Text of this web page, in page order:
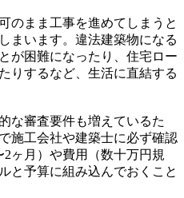
のまま工事を進めてしまうと
まいます。違法建築物になる
が困難になったり、住宅ロー
りするなど、生活に直結する
な審査要件も増えているた
施工会社や建築士に必ず確認
ヶ月）や費用（数十万円規
と予算に組み込んでおくこと